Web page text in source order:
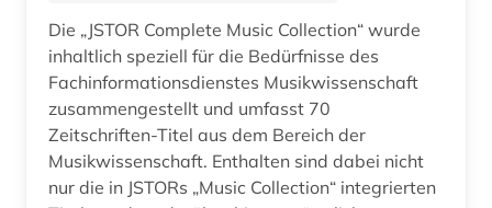
Die „JSTOR Complete Music Collection“ wurde
inhaltlich speziell für die Bedürfnisse des
Fachinformationsdienstes Musikwissenschaft
zusammengestellt und umfasst 70
Zeitschriften-Titel aus dem Bereich der
Musikwissenschaft. Enthalten sind dabei nicht
nur die in JSTORs „Music Collection“ integrierten